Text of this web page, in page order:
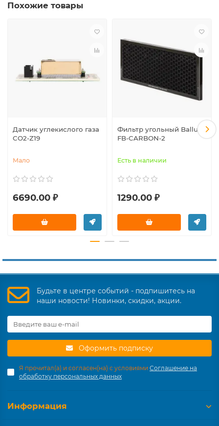
Похожие товары
Датчик углекислого газа
CO2-Z19
Мало
6690.00 ₽
Фильтр угольный Ballu
FB-CARBON-2
Есть в наличии
1290.00 ₽
Будьте в центре событий - подпишитесь на
наши новости! Новинки, скидки, акции.
Оформить подписку
Я прочитал(а) и согласен(на) с условиями Соглашение на
обработку персональных данных
Информация